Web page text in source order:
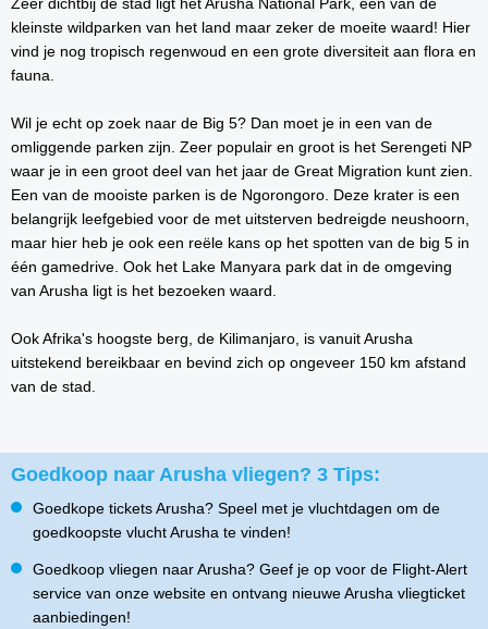
Zeer dichtbij de stad ligt het Arusha National Park, een van de
kleinste wildparken van het land maar zeker de moeite waard! Hier
vind je nog tropisch regenwoud en een grote diversiteit aan flora en
fauna.
Wil je echt op zoek naar de Big 5? Dan moet je in een van de
omliggende parken zijn. Zeer populair en groot is het Serengeti NP
waar je in een groot deel van het jaar de Great Migration kunt zien.
Een van de mooiste parken is de Ngorongoro. Deze krater is een
belangrijk leefgebied voor de met uitsterven bedreigde neushoorn,
maar hier heb je ook een reële kans op het spotten van de big 5 in
één gamedrive. Ook het Lake Manyara park dat in de omgeving
van Arusha ligt is het bezoeken waard.
Ook Afrika's hoogste berg, de Kilimanjaro, is vanuit Arusha
uitstekend bereikbaar en bevind zich op ongeveer 150 km afstand
van de stad.
Goedkoop naar Arusha vliegen? 3 Tips:
Goedkope tickets Arusha? Speel met je vluchtdagen om de
goedkoopste vlucht Arusha te vinden!
Goedkoop vliegen naar Arusha? Geef je op voor de Flight-Alert
service van onze website en ontvang nieuwe Arusha vliegticket
aanbiedingen!